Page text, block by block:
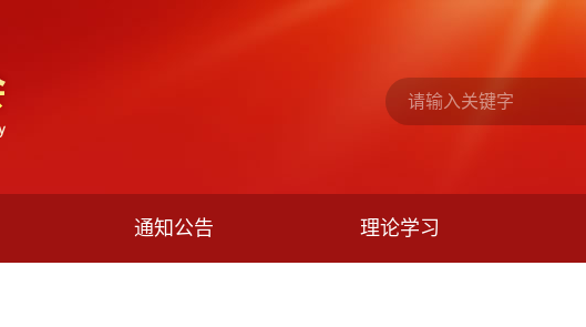
通知公告 理论学习